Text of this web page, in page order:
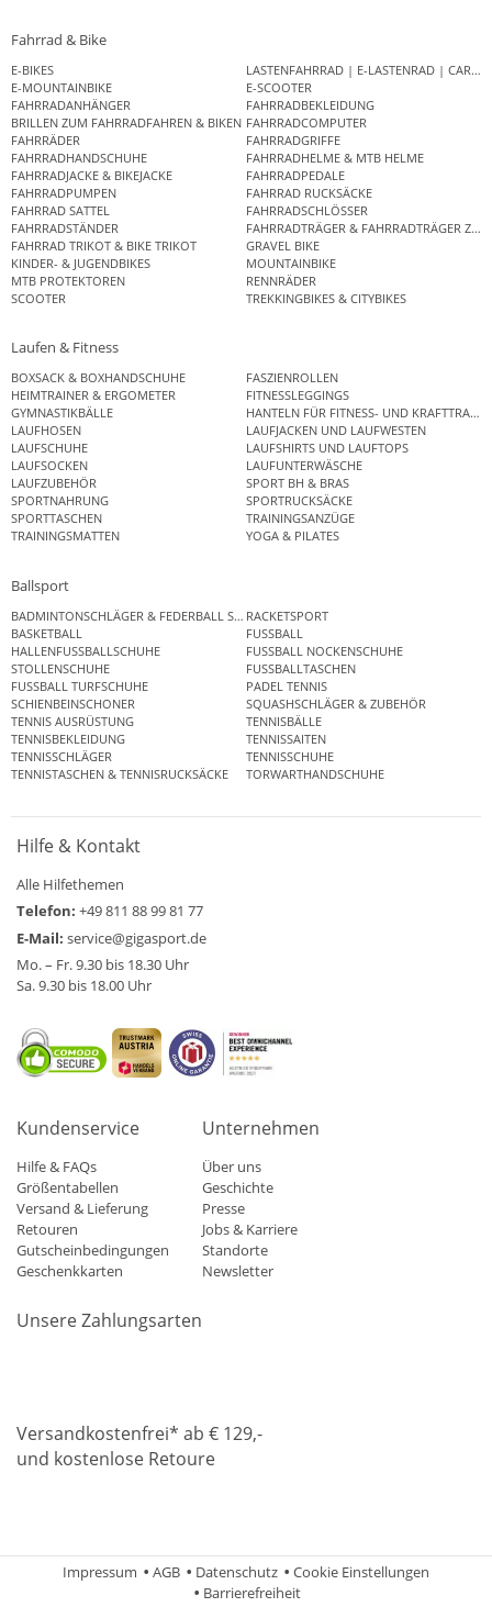
Fahrrad & Bike
E-BIKES
LASTENFAHRRAD | E-LASTENRAD |
E-MOUNTAINBIKE
E-SCOOTER
FAHRRADANHÄNGER
FAHRRADBEKLEIDUNG
BRILLEN ZUM FAHRRADFAHREN & BIKEN FAHRRADCOMPUTER
FAHRRÄDER
FAHRRADGRIFFE
FAHRRADHANDSCHUHE
FAHRRADHELME & MTB HELME
FAHRRADJACKE & BIKEJACKE
FAHRRADPEDALE
FAHRRADPUMPEN
FAHRRAD RUCKSÄCKE
FAHRRAD SATTEL
FAHRRADSCHLÖSSER
FAHRRADSTÄNDER
FAHRRADTRÄGER & FAHRRADTRÄGER
FAHRRAD TRIKOT & BIKE TRIKOT
GRAVEL BIKE
KINDER- & JUGENDBIKES
MOUNTAINBIKE
MTB PROTEKTOREN
RENNRÄDER
SCOOTER
TREKKINGBIKES & CITYBIKES
Laufen & Fitness
BOXSACK & BOXHANDSCHUHE
FASZIENROLLEN
HEIMTRAINER & ERGOMETER
FITNESSLEGGINGS
GYMNASTIKBÄLLE
HANTELN FÜR FITNESS- UND
LAUFHOSEN
LAUFJACKEN UND LAUFWESTEN
LAUFSCHUHE
LAUFSHIRTS UND LAUFTOPS
LAUFSOCKEN
LAUFUNTERWÄSCHE
LAUFZUBEHÖR
SPORT BH & BRAS
SPORTNAHRUNG
SPORTRUCKSÄCKE
SPORTTASCHEN
TRAININGSANZÜGE
TRAININGSMATTEN
YOGA & PILATES
Ballsport
BADMINTONSCHLÄGER & FEDERBALL SETSRACKETSPORT
BASKETBALL
FUSSBALL
HALLENFUSSBALLSCHUHE
FUSSBALL NOCKENSCHUHE
STOLLENSCHUHE
FUSSBALLTASCHEN
FUSSBALL TURFSCHUHE
PADEL TENNIS
SCHIENBEINSCHONER
SQUASHSCHLÄGER & ZUBEHÖR
TENNIS AUSRÜSTUNG
TENNISBÄLLE
TENNISBEKLEIDUNG
TENNISSAITEN
TENNISSCHLÄGER
TENNISSCHUHE
TENNISTASCHEN & TENNISRUCKSÄCKE
TORWARTHANDSCHUHE
Hilfe & Kontakt
Alle Hilfethemen
Telefon: +49 811 88 99 81 77
E-Mail: service@gigasport.de
Mo. – Fr. 9.30 bis 18.30 Uhr
Sa. 9.30 bis 18.00 Uhr
Kundenservice
Hilfe & FAQs
Größentabellen
Versand & Lieferung
Retouren
Gutscheinbedingungen
Geschenkkarten
Unternehmen
Über uns
Geschichte
Presse
Jobs & Karriere
Standorte
Newsletter
Unsere Zahlungsarten
Versandkostenfrei* ab € 129,-
und kostenlose Retoure
Impressum AGB Datenschutz
Cookie Einstellungen
Barrierefreiheit